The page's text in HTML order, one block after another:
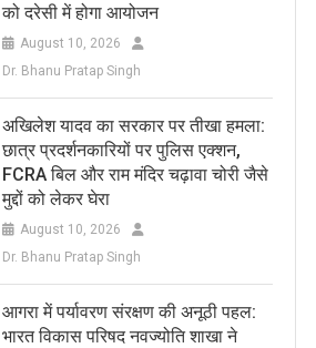
को दरेसी में होगा आयोजन
August 10, 2026
Dr. Bhanu Pratap Singh
अखिलेश यादव का सरकार पर तीखा हमला:
छात्र प्रदर्शनकारियों पर पुलिस एक्शन,
FCRA बिल और राम मंदिर चढ़ावा चोरी जैसे
मुद्दों को लेकर घेरा
August 10, 2026
Dr. Bhanu Pratap Singh
आगरा में पर्यावरण संरक्षण की अनूठी पहल:
भारत विकास परिषद नवज्योति शाखा ने